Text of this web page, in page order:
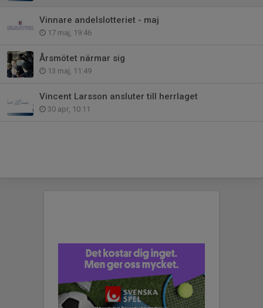
Vinnare andelslotteriet - maj
17 maj, 19:46
Årsmötet närmar sig
13 maj, 11:49
Vincent Larsson ansluter till herrlaget
30 apr, 10:11